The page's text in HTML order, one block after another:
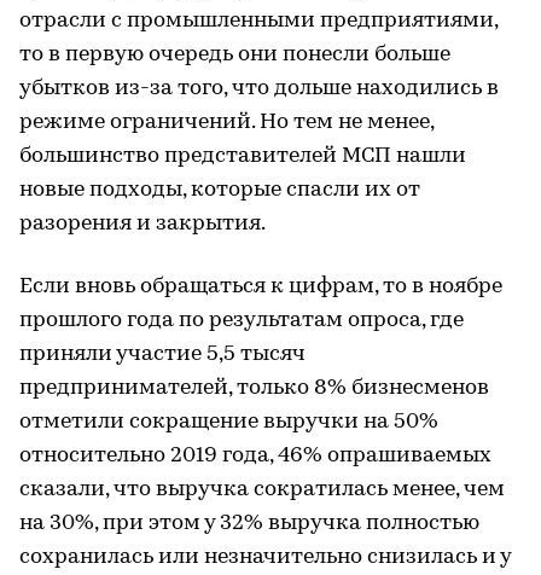
отрасли с промышленными предприятиями,
то в первую очередь они понесли больше
убытков из-за того, что дольше находились в
режиме ограничений. Но тем не менее,
большинство представителей МСП нашли
новые подходы, которые спасли их от
разорения и закрытия.
Если вновь обращаться к цифрам, то в ноябре
прошлого года по результатам опроса, где
приняли участие 5,5 тысяч
предпринимателей, только 8% бизнесменов
отметили сокращение выручки на 50%
относительно 2019 года, 46% опрашиваемых
сказали, что выручка сократилась менее, чем
на 30%, при этом у 32% выручка полностью
сохранилась или незначительно снизилась и у